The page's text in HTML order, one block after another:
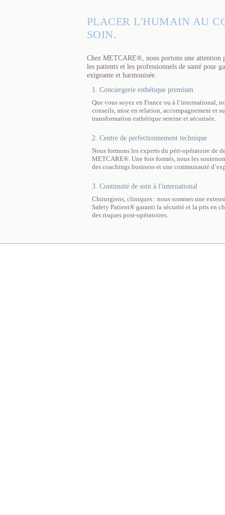
PLACER L'HUMAIN AU
SOIN.
Chez METCARE®, nous portons une attention
les patients et les professionnels de santé pour
exigeante et harmonisée.
1. Conciergerie esthétique premium
Que vous soyez en France ou à l’international,
conseils, mise en relation, accompagnement et
transformation esthétique sereine et sécurisée.
2. Centre de perfectionnement technique
Nous formons les experts du péri-opératoire de
METCARE®. Une fois formés, nous les
des coachings business et une communauté
3. Continuité de soin à l'international
Chirurgiens, cliniques : nous sommes une
Safety Patient® garanti la sécurité et la pris en
des risques post-opératoires.